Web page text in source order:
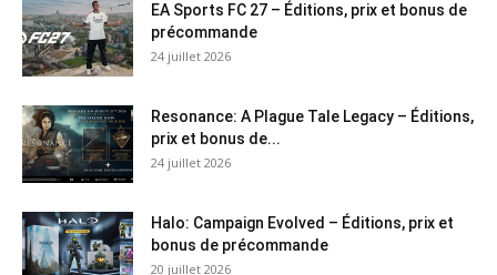
EA Sports FC 27 – Éditions, prix et bonus de
précommande
24 juillet 2026
Resonance: A Plague Tale Legacy – Éditions,
prix et bonus de...
24 juillet 2026
Halo: Campaign Evolved – Éditions, prix et
bonus de précommande
20 juillet 2026